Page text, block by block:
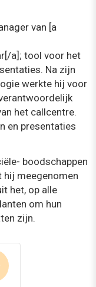
van [a
a]; tool voor het
Na zijn
werkte hij voor
het callcentre.
en presentaties
boodschappen
hij meegenomen
het, op alle
om hun
zijn.